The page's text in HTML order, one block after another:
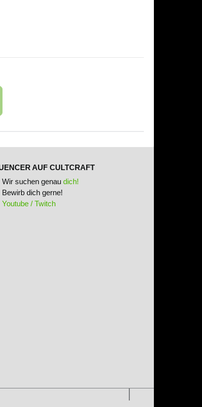
AUF CULTCRAFT
Wir suchen genau dich!
Bewirb dich gerne!
Youtube / Twitch